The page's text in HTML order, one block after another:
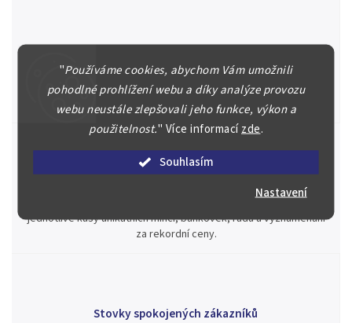
"Používáme cookies, abychom Vám umožnili
pohodlné prohlížení webu a díky analýze provozu
webu neustále zlepšovali jeho funkce, výkon a
použitelnost." Více informacízde.
Souhlasím
Nastavení
Náš kolektiv specialistů a znalců se Vám bude plně věnovat.
Posoudíme kvalitu a pravost Vašeho materiálu, prodáme v naší
aukci nebo Vám poradíme kam investovat.
Během té doby jsme v našich aukcích prodali významné sbírky i
jednotlivé kusy unikátních mincí, bankovek, řádů a vyznamenání
za rekordní ceny.
Stovky spokojených zákazníků